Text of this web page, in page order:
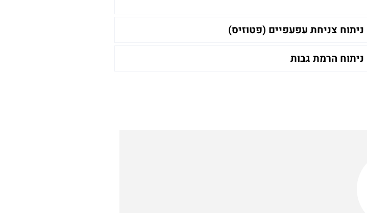
ניתוח צניחת עפעפיים (פטוזיס)
ניתוח הרמת גבות